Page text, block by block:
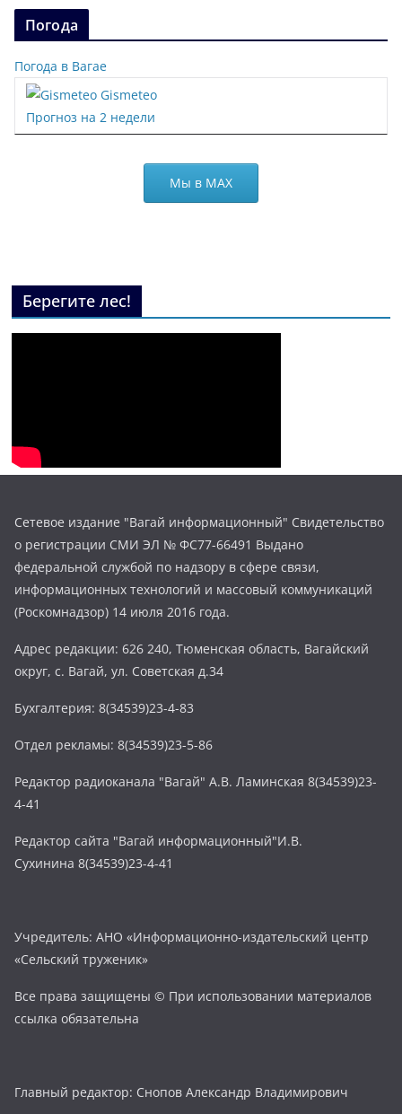
Погода
Погода в Вагае
Gismeteo
Прогноз на 2 недели
Мы в МАХ
Берегите лес!
Сетевое издание "Вагай информационный" Свидетельство
о регистрации СМИ ЭЛ № ФС77-66491 Выдано
федеральной службой по надзору в сфере связи,
информационных технологий и массовый коммуникаций
(Роскомнадзор) 14 июля 2016 года.
Адрес редакции: 626 240, Тюменская область, Вагайский
округ, с. Вагай, ул. Советская д.34
Бухгалтерия: 8(34539)23-4-83
Отдел рекламы: 8(34539)23-5-86
Редактор радиоканала "Вагай" А.В. Ламинская 8(34539)23-
4-41
Редактор сайта "Вагай информационный"И.В.
Сухинина 8(34539)23-4-41
Учредитель: АНО «Информационно-издательский центр
«Сельский труженик»
Все права защищены © При использовании материалов
ссылка обязательна
Главный редактор: Снопов Александр Владимирович